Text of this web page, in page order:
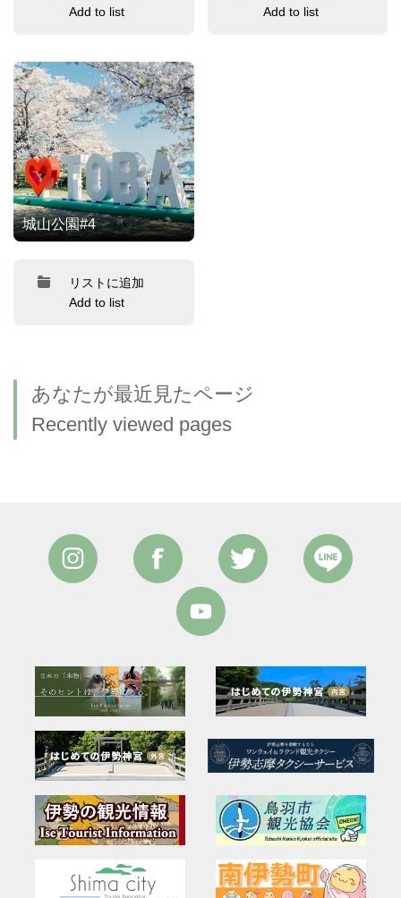
Add to list
Add to list
城山公園#4
リストに追加
Add to list
あなたが最近見たページ
Recently viewed pages